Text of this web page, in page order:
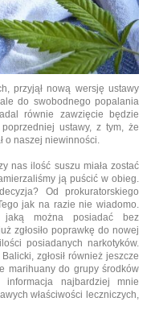
przyjął nową wersję ustawy
do swobodnego popalania
równie zawzięcie będzie
ustawy, z tym, że
o naszej niewinności.
nas ilość suszu miała zostać
ją puścić w obieg.
Od prokuratorskiego
jak na razie nie wiadomo.
jaką można posiadać bez
zgłosiło poprawkę do nowej
posiadanych narkotyków.
zgłosił również jeszcze
marihuany do grupy środków
najbardziej mnie
właściwości leczniczych,